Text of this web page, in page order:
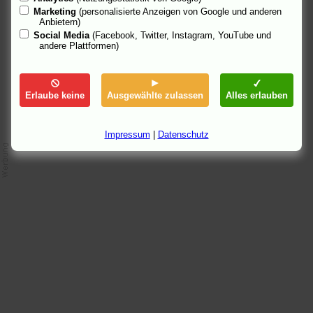
alles noch nix gesagt. Tut es aber jetzt, ein Grund, nochmal
hinzusehen.
bähr Homepage) 25.10.04 17:21
Marketing (personalisierte Anzeigen von Google und anderen
Anbietern)
Social Media (Facebook, Twitter, Instagram, YouTube und
andere Plattformen)
Erlaube keine Ausgewählte zulassen Alles erlauben
Impressum Datenschutz